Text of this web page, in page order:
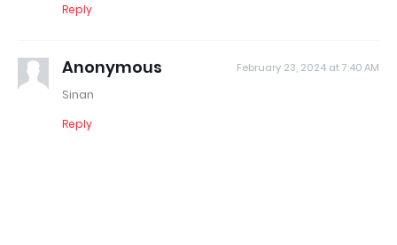
Reply
Anonymous February 23, 2024 at 7:40 AM
Sinan
Reply